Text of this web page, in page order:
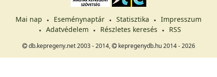
Mai nap Eseménynaptár Statisztika
Impresszum
Adatvédelem
Részletes keresés RSS
db.kepregeny.net 2003 - 2014, kepregenydb.hu 2014 - 2026